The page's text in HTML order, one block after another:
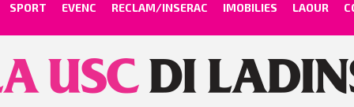
SPORT EVENC RECLAM/INSERAC IMOBILIES LAOUR